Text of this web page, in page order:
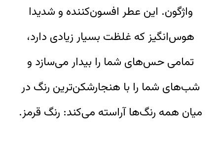
واژگون. این عطر افسون‌کننده و شدیدا
هوس‌انگیز که غلظت بسیار زیادی دارد،
تمامی حس‌های شما را بیدار می‌سازد و
شب‌های شما را با هنجارشکن‌ترین رنگ در
میان همه رنگ‌ها آراسته می‌کند: رنگ قرمز.